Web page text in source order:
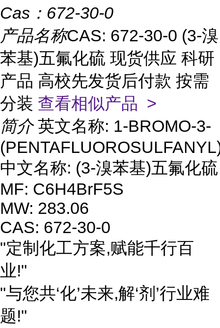
Cas： 672-30-0
产品名称CAS: 672-30-0 (3-溴
苯基)五氟化硫 现货供应 科研
产品 高校先发货后付款 按需
分装 查看相似产品 >
简介 英文名称: 1-BROMO-3-
中文名称: (3-溴苯基)五氟化硫
MF: C6H4BrF5S
MW: 283.06
CAS: 672-30-0
"定制化工方案,赋能千行百
业!"
"与您共‘化’未来,解‘剂’行业难
题!"